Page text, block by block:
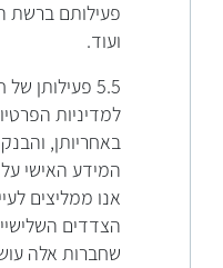
פעילותם ברשת
ועוד.
5.5 פעילותן
למדיניות
באחריותן,
המידע האישי
אנו ממליצים
הצדדים
שחברות אלה